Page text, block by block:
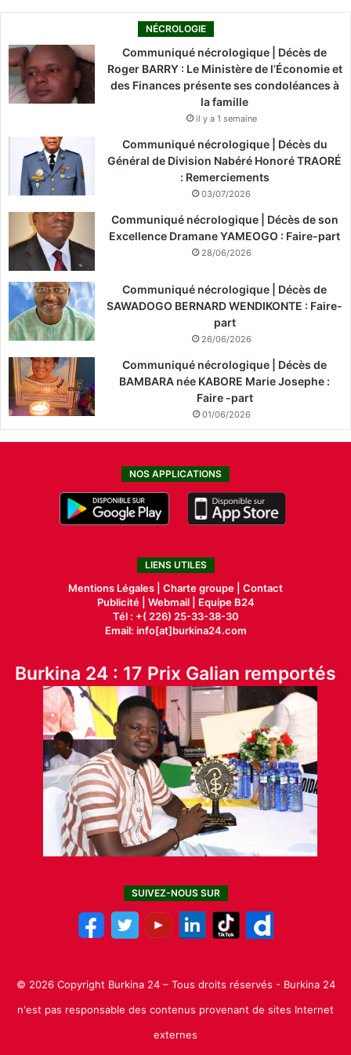
NÉCROLOGIE
Communiqué nécrologique | Décès de
Roger BARRY : Le Ministère de l’Économie et
des Finances présente ses condoléances à
la famille
il y a 1 semaine
Communiqué nécrologique | Décès du
Général de Division Nabéré Honoré TRAORÉ
: Remerciements
03/07/2026
Communiqué nécrologique | Décès de son
Excellence Dramane YAMEOGO : Faire-part
28/06/2026
Communiqué nécrologique | Décès de
SAWADOGO BERNARD WENDIKONTE : Faire-
part
26/06/2026
Communiqué nécrologique | Décès de
BAMBARA née KABORE Marie Josephe :
Faire -part
01/06/2026
NOS APPLICATIONS
LIENS UTILES
Mentions Légales | Charte groupe | Contact
Publicité| Webmail |
Equipe B24
Tél : +( 226) 25-33-38-30
Email: info[at]burkina24.com
Burkina 24 : 17 Prix Galian remportés
SUIVEZ-NOUS SUR
© 2026 Copyright Burkina 24 – Tous droits réservés - Burkina 24
n'est pas responsable des contenus provenant de sites Internet
externes